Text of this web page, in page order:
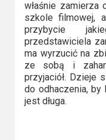
2022
2021
2020
2019
2018
właśnie
szkole filmowej,
przybycie
przedstawiciela
ma wyrzucić na
ze sobą i
przyjaciół. Dzieje
do odhaczenia,
jest długa.